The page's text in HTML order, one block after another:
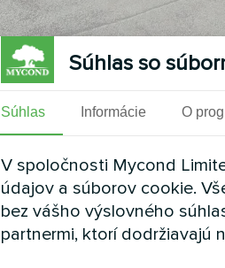
Súhlas so
Súhlas Informácie O
V spoločnosti Mycond
údajov a súborov cookie.
bez vášho výslovného
partnermi, ktorí dodržiavajú